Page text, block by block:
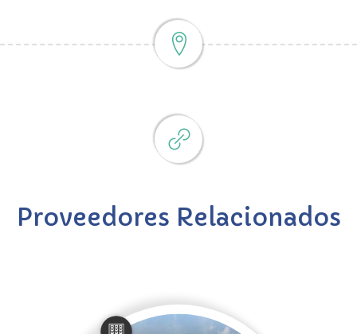
Proveedores Relacionados